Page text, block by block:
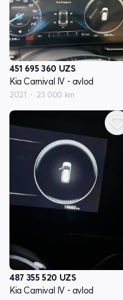
451 695 360 UZS
Kia Carnival IV - avlod
2021 23 000 km
487 355 520 UZS
Kia Carnival IV - avlod